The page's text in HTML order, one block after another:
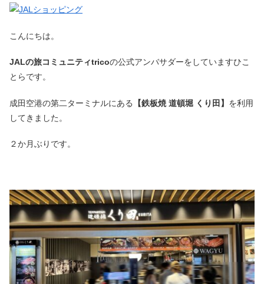
こんにちは。
JALの旅コミュニティtricoの公式アンバサダーをしていますひこ
とらです。
成田空港の第二ターミナルにある 【鉄板焼 道頓堀 くり田】 を利用
してきました。
２か月ぶりです。